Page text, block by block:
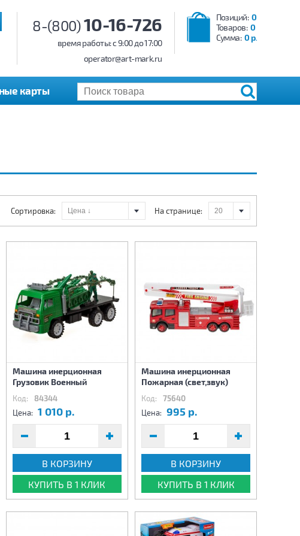
Позиций: 0
Товаров: 0
Сумма: 0 р.
8-(800)10-16-726
время работы: c 9:00 до 17:00
operator@art-mark.ru
карты
На странице:
Сортировка:
Машина инерционная
Грузовик Военный
Код: 84344
Цена: 1 010 р.
В КОРЗИНУ
КУПИТЬ В 1 КЛИК
Машина инерционная
Пожарная (свет,звук)
Код: 75640
Цена: 995 р.
В КОРЗИНУ
КУПИТЬ В 1 КЛИК